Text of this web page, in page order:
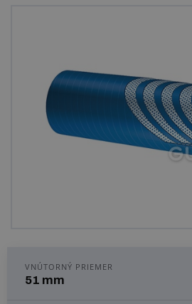
Lepšie pracovné prostredie
Ďalšie gumové a plastové výrobky
Centrum dopytov
VNÚTORNÝ PRIEMER
51 mm